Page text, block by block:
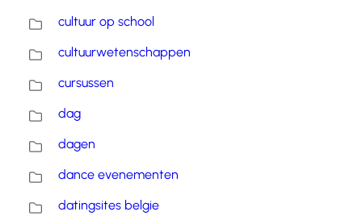
cultuur op school
cultuurwetenschappen
cursussen
dag
dagen
dance evenementen
datingsites belgie